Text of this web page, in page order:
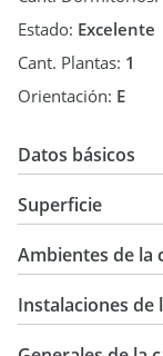
Estado: Excelente
Cant. Plantas: 1
Orientación: E
Datos básicos
USD
Superficie
497
Ambientes de la
Instalaciones de